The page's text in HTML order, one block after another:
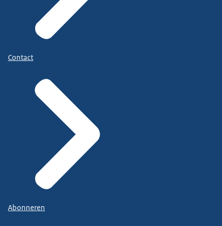
Contact
Abonneren